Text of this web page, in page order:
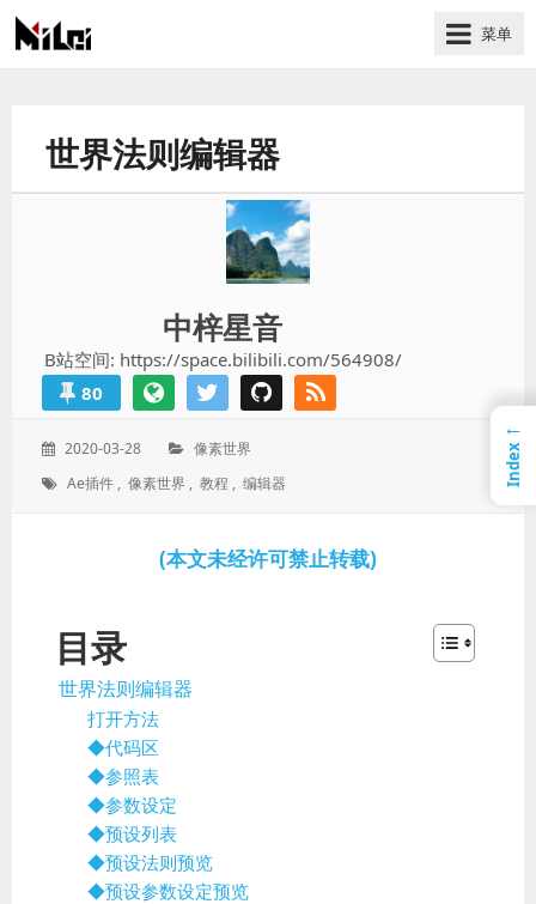
有
的
菜单
世界法则编辑器
中梓星音
B站空间: https://space.bilibili.com/564908/
80
发
于：
2020-03-28
分
像素世界
标
Ae插件 , 像素世界 , 教程 , 编辑器
(本文未经许可禁止转载)
目录
世界法则编辑器
打开方法
◆代码区
◆参照表
◆参数设定
◆预设列表
◆预设法则预览
◆预设参数设定预览
←
Index